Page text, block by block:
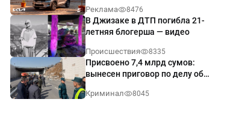
годовых
Реклама 8476
В Джизаке в ДТП погибла 21-
летняя блогерша — видео
Происшествия 8335
Присвоено 7,4 млрд сумов:
вынесен приговор по делу об
Ташкенте
Криминал 8045